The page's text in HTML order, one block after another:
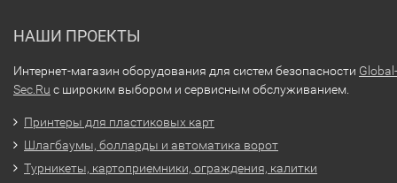
НАШИ ПРОЕКТЫ
Интернет-магазин оборудования для систем безопасности Global-
Sec.Ru с широким выбором и сервисным обслуживанием.
Принтеры для пластиковых карт
Шлагбаумы, болларды и автоматика ворот
Турникеты, картоприемники, ограждения, калитки